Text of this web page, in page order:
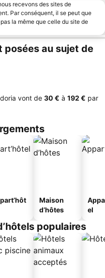
recevons des sites de
Par conséquent, il se peut que
la même que celle du site de
posées au sujet de
vont de ‎30 € à ‎192 € par
Maison
d’hôtes
el
populaires